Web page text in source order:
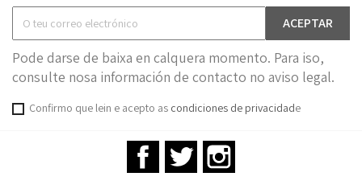
Pode darse de baixa en calquera momento. Para iso,
consulte nosa información de contacto no aviso legal.
Confirmo que lein e acepto as condiciones de privacidade
FacebookTwitter